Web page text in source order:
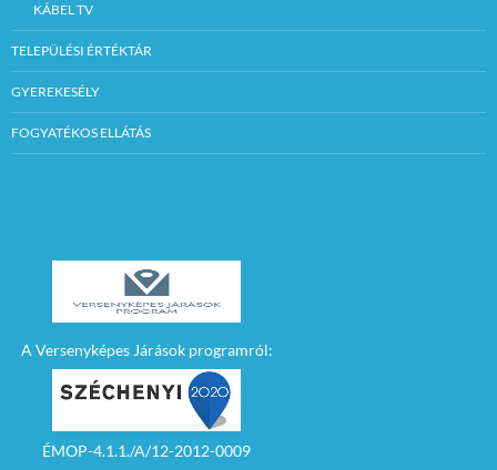
KÁBEL TV
TELEPÜLÉSI ÉRTÉKTÁR
GYEREKESÉLY
FOGYATÉKOS ELLÁTÁS
A Versenyképes Járások programról:
ÉMOP-4.1.1./A/12-2012-0009